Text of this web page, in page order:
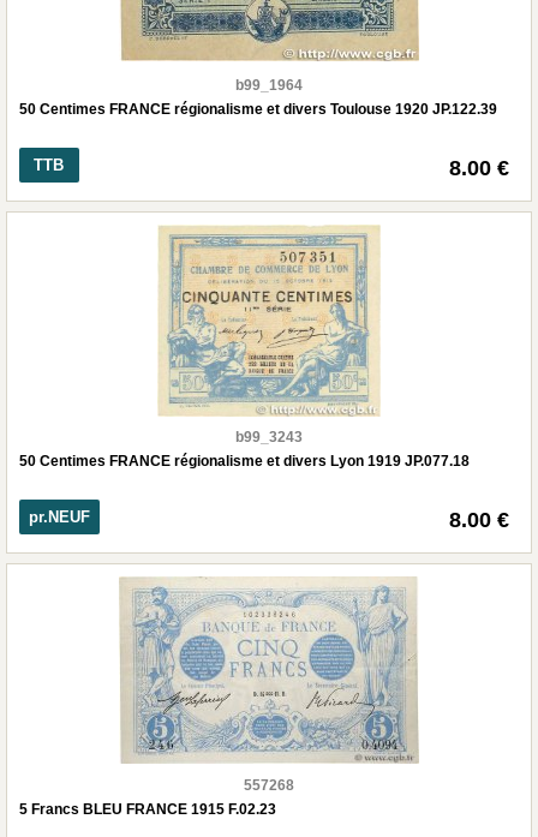
b99_1964
50 Centimes FRANCE régionalisme et divers Toulouse 1920 JP.122.39
TTB 8.00 €
b99_3243
50 Centimes FRANCE régionalisme et divers Lyon 1919 JP.077.18
pr.NEUF 8.00 €
557268
5 Francs BLEU FRANCE 1915 F.02.23